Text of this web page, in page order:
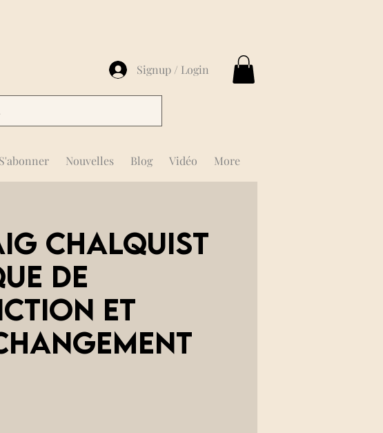
S'abonner Nouvelles Blog Vidéo More
Signup / Login
Chalquist
de
et